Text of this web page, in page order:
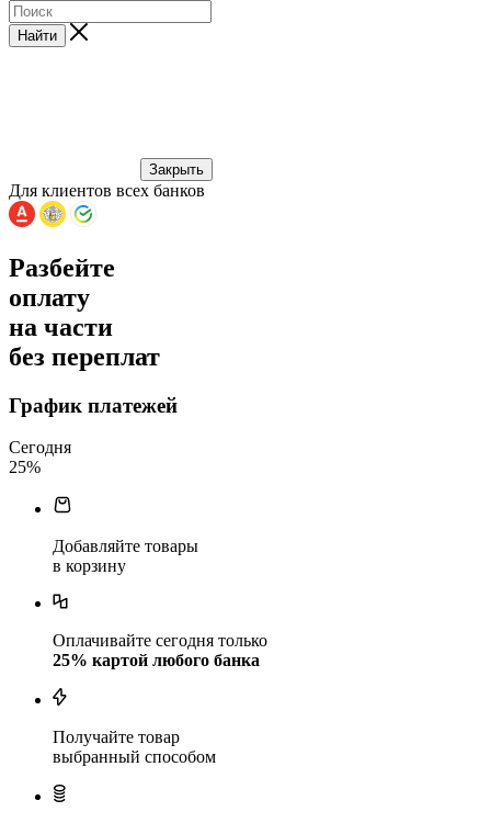
Найти
Закрыть
Для клиентов всех банков
Разбейте
оплату
на части
без переплат
График платежей
Сегодня
25%
Добавляйте товары
в корзину
Оплачивайте сегодня только
25% картой любого банка
Получайте товар
выбранный способом